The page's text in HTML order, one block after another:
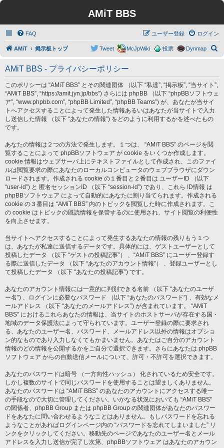
AMiT BBS
FAQ ログイン
ユーザー登録
AMiT 掲示板トップ Dynmap
投票
McJpWiki
Tweet
AMiT BBS - プライバシーポリシー
このポリシーは “AMiT BBS” とその関連団体 （以下 “私達”, “掲示板”, “当サイト”,
“AMiT BBS”, “https://amit.jyn.jp/bbs”) さらには phpBB （以下 “phpBBソフトウェ
ア”, “www.phpbb.com”, “phpBB Limited”, “phpBB Teams”) が、あなたが当サイ
トへアクセスすることによって発生した情報あるいはあなたが当サイトで入力
し送信した情報 （以下 “あなたの情報”) をどのように利用するかを述べたもの
です。
あなたの情報は２つの方法で発生します。１つは、 “AMiT BBS” のページを閲
覧することによって phpBBソフトウェア が cookie をいくつか作成します。
cookie 情報はウェブサーバ上にテキストファイルとして作成され、このファイ
ルは閲覧要求の際にあなたのローカルコンピュータのウェブブラウザにダウン
ロードされます。作成される cookie の１番目と２番目は ユーザーID （以下
“user-id”) と 匿名セッションID （以下 “session-id”) であり、これら ID情報 は
phpBBソフトウェア によって自動的にあなたに割り当てられます。作成される
cookie の３番目は “AMiT BBS” 内のトピックを閲覧した時に作成されます。こ
の cookie はトピックの既読情報を保管するのに使用され、サイト閲覧の利便性
を向上させます。
当サイトへアクセスすることによって発生するあなたの情報の残りもう１つ
は、あなたが私達に送信するデータです。具体的には、ゲストユーザーとして
投稿したデータ （以下 “ゲストの投稿記事”） 、“AMiT BBS” にユーザー登録す
る際に送信したデータ （以下 “あなたのアカウント情報”） 、登録ユーザーとし
て投稿したデータ （以下 “あなたの投稿記事”) です。
あなたのアカウント情報には一意的に判別できる名前 （以下 “あなたのユーザ
ー名”) 、ログインに必要なパスワード （以下 “あなたのパスワード”) 、有効なメ
ールアドレス （以下 “あなたのメールアドレス”) が含まれています。 “AMiT
BBS” におけるこれらあなたの情報は、当サイトのホストサーバが存在する国・
地域のデータ保護法によって守られています。ユーザー登録の際に要求され
る、あなたのユーザー名、パスワード、メールアドレス以外の情報はオプショ
ン的なものであり入力しなくてもかまいません。あなたはご自分のアカウント
情報のどの情報を公開するかをご自分で選択できます。さらにあなたは phpBB
ソフトウェア からの自動送信メールについて、許可・不許可を選択できます。
あなたのパスワードは暗号 （一方向性ハッシュ） 化されているため安全です。
しかし複数のサイトで同じパスワードを使用することは望ましくありません。
あなたのパスワードは “AMiT BBS” のあなたのアカウントにアクセスする唯一
の手段なので大切に管理してください。いかなる状況においても “AMiT BBS”
の関係者、phpBB Group または phpBB Group の関連団体があなたのパスワー
ドをあなたに問い合わせるようなことはありません。もしパスワードを忘れる
ようなことがあればログインページ内の “パスワードを忘れてしまいました” リ
ンクをクリックしてください。移動先のページであなたのユーザー名とメール
アドレスを入力し送信が完了し次第、phpBBソフトウェア はあなたのアカウン